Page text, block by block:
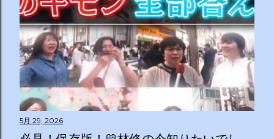
5月 29, 2026